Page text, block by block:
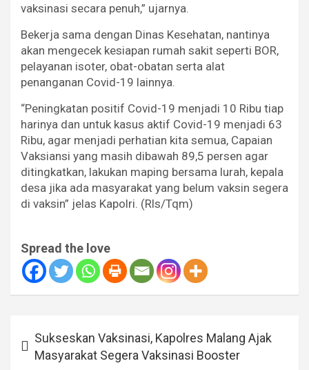
vaksinasi secara penuh,” ujarnya.
Bekerja sama dengan Dinas Kesehatan, nantinya
akan mengecek kesiapan rumah sakit seperti BOR,
pelayanan isoter, obat-obatan serta alat
penanganan Covid-19 lainnya.
“Peningkatan positif Covid-19 menjadi 10 Ribu tiap
harinya dan untuk kasus aktif Covid-19 menjadi 63
Ribu, agar menjadi perhatian kita semua, Capaian
Vaksiansi yang masih dibawah 89,5 persen agar
ditingkatkan, lakukan maping bersama lurah, kepala
desa jika ada masyarakat yang belum vaksin segera
di vaksin” jelas Kapolri. (Rls/Tqm)
Spread the love
posSukseskan Vaksinasi, Kapolres Malang Ajak
Masyarakat Segera Vaksinasi Booster